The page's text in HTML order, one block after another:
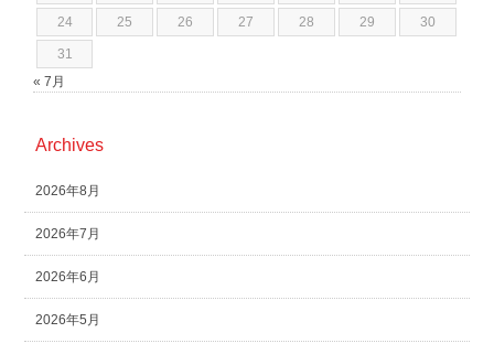
24 25 26 27 28 29 30
31
« 7月
Archives
2026年8月
2026年7月
2026年6月
2026年5月